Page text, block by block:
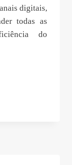
digitais,
todas as
do